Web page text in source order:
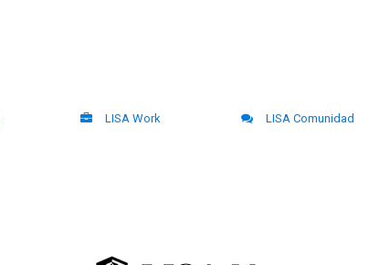
LISA Comunidad
LISA Work